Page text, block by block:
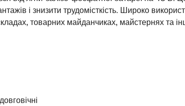
і знизити трудомісткість. Широко
товарних майданчиках, майстернях та